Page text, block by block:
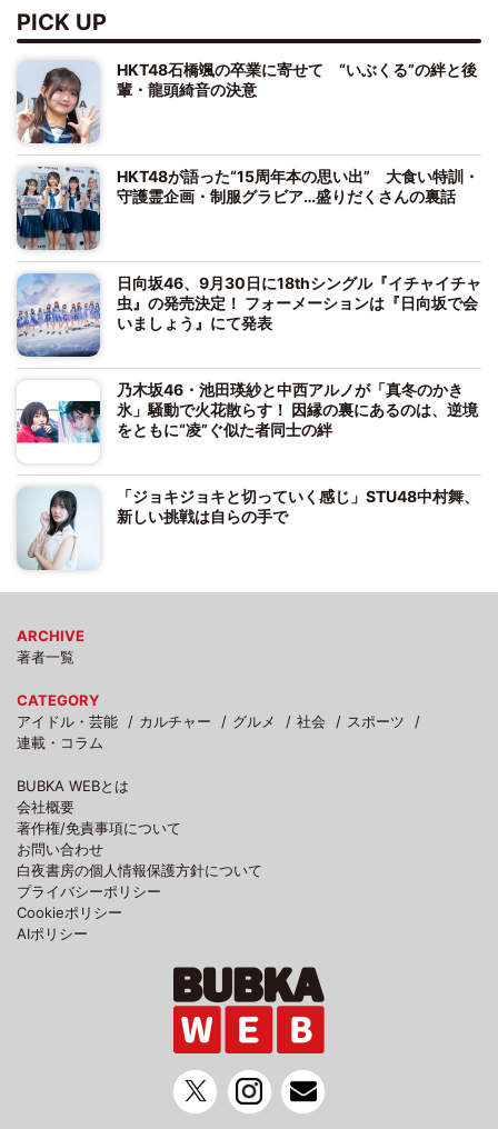
PICK UP
HKT48石橋颯の卒業に寄せて “いぶくる”の絆と後
輩・龍頭綺音の決意
HKT48が語った“15周年本の思い出” 大食い特訓・
守護霊企画・制服グラビア…盛りだくさんの裏話
日向坂46、9月30日に18thシングル『イチャイチャ
虫』の発売決定！ フォーメーションは『日向坂で会
いましょう』にて発表
乃木坂46・池田瑛紗と中西アルノが「真冬のかき
氷」騒動で火花散らす！ 因縁の裏にあるのは、逆境
をともに“凌”ぐ似た者同士の絆
「ジョキジョキと切っていく感じ」STU48中村舞、
新しい挑戦は自らの手で
ARCHIVE
著者一覧
CATEGORY
アイドル・芸能
カルチャー グルメ 社会
スポーツ
連載・コラム
BUBKA WEBとは
会社概要
著作権/免責事項について
お問い合わせ
白夜書房の個人情報保護方針について
プライバシーポリシー
Cookieポリシー
AIポリシー